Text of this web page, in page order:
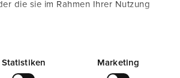
die sie im Rahmen Ihrer Nutzung
Statistiken Marketing
NAAR HET PRODUCT